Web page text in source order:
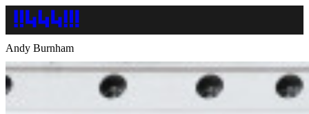
Andy Burnham